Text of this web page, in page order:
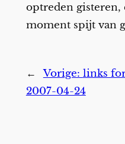
optreden gisteren,
moment spijt van
← Vorige: links
2007-04-24